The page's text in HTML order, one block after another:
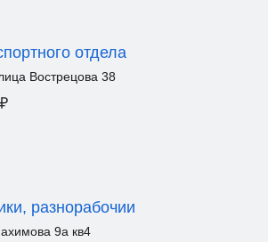
отдела
Вострецова 38
₽
разнорабочии
9а кв4